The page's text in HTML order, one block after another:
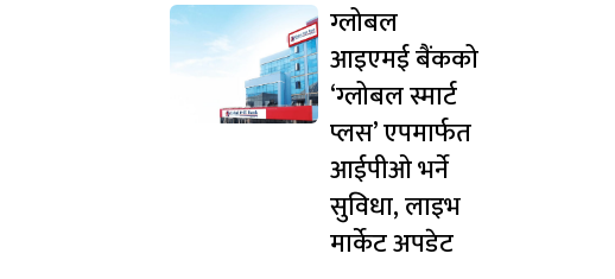
ग्लोबल
आइएमई बैंकको
‘ग्लोबल स्मार्ट
प्लस’ एपमार्फत
आईपीओ भर्ने
सुविधा, लाइभ
मार्केट अपडेट